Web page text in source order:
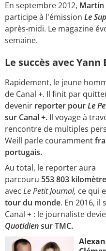
En septembre 2012, Martin
participe à l'émission Le
après-midi. Le magazine
semaine.
Le succès avec Yann
Rapidement, le jeune
de Canal +. Il finit par
devenir reporter pourLe
sur Canal +. Il voyage à
rencontre de multiples
Weill parle couramment
portugais.
Au total, le reporter aura
parcouru 553 803
avec Le Petit Journal, ce qui
tour du monde. En 2016,
Canal + : le journaliste
Quotidiensur TMC.